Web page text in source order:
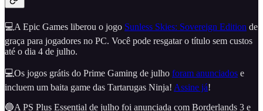
💻A Epic Games liberou o jogo Sunless Skies: Sovereign Edition de
graça para jogadores no PC. Você pode resgatar o título sem custos
até o dia 4 de julho.
💻Os jogos grátis do Prime Gaming de julho foram anunciados e
incluem um baita game das Tartarugas Ninja! Assine já!
🔵A PS Plus Essential de julho foi anunciada com Borderlands 3 e